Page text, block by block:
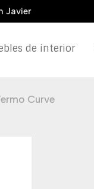
Javier
de interior
Curve